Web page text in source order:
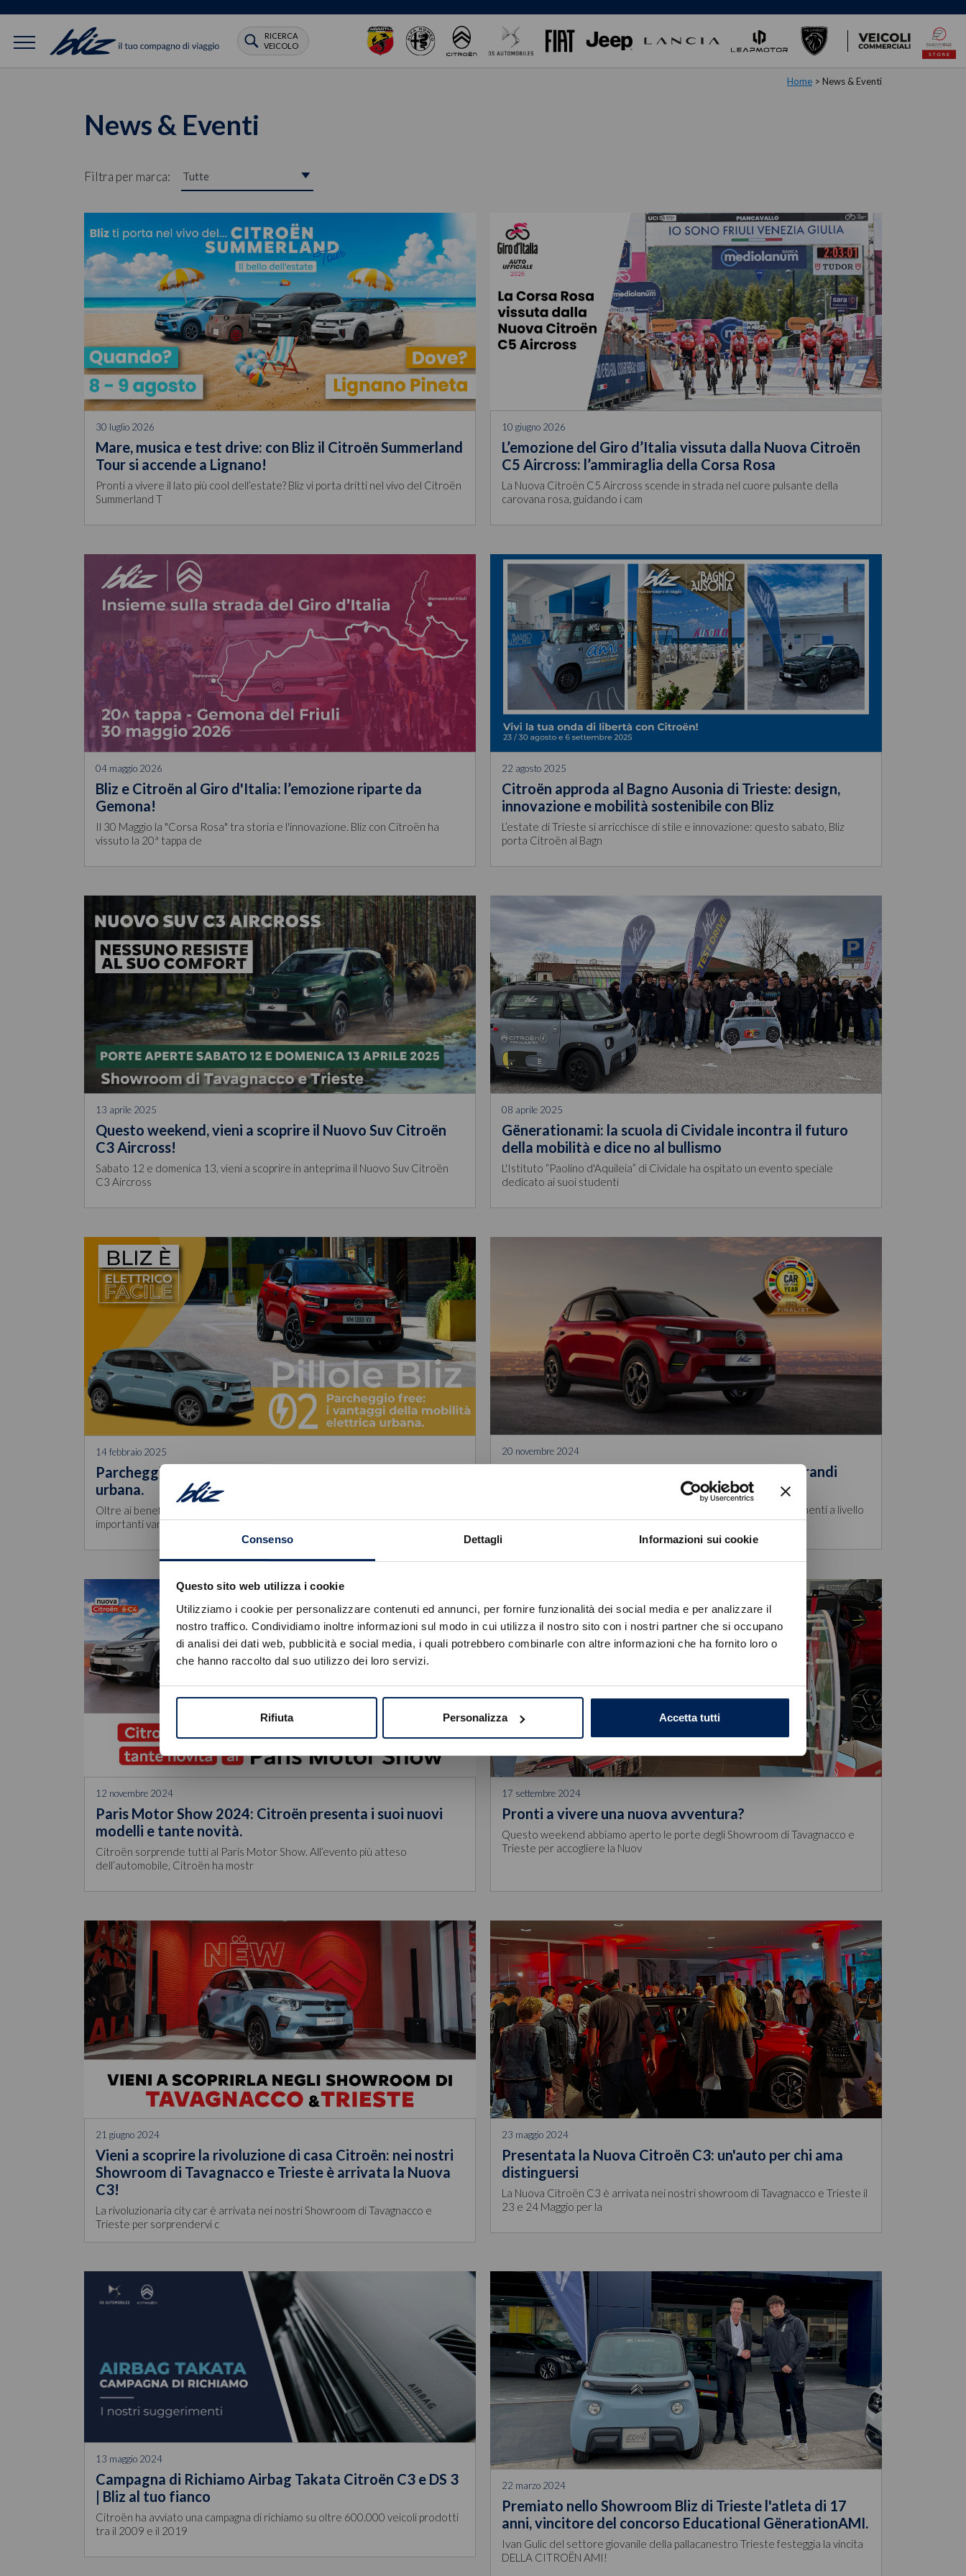
Consenso Dettagli Informazioni sui cookie
Questo sito web utilizza i cookie
Utilizziamo i cookie per personalizzare contenuti ed annunci, per fornire funzionalità dei social media e per analizzare il
nostro traffico. Condividiamo inoltre informazioni sul modo in cui utilizza il nostro sito con i nostri partner che si occupano
di analisi dei dati web, pubblicità e social media, i quali potrebbero combinarle con altre informazioni che ha fornito loro o
che hanno raccolto dal suo utilizzo dei loro servizi.
Rifiuta Personalizza Accetta tutti
RICERCA
VEICOLO
Home > News & Eventi
News & Eventi
Filtra per marca:
30 luglio 2026
Mare, musica e test drive: con Bliz il Citroën Summerland
Tour si accende a Lignano!
Pronti a vivere il lato più cool dell’estate? Bliz vi porta dritti nel vivo del Citroën
Summerland T
10 giugno 2026
L’emozione del Giro d’Italia vissuta dalla Nuova Citroën
C5 Aircross: l’ammiraglia della Corsa Rosa
La Nuova Citroën C5 Aircross scende in strada nel cuore pulsante della
carovana rosa, guidando i cam
04 maggio 2026
Bliz e Citroën al Giro d'Italia: l’emozione riparte da
Gemona!
Il 30 Maggio la "Corsa Rosa" tra storia e l'innovazione. Bliz con Citroën ha
vissuto la 20ª tappa de
22 agosto 2025
Citroën approda al Bagno Ausonia di Trieste: design,
innovazione e mobilità sostenibile con Bliz
L’estate di Trieste si arricchisce di stile e innovazione: questo sabato, Bliz
porta Citroën al Bagn
13 aprile 2025
Questo weekend, vieni a scoprire il Nuovo Suv Citroën
C3 Aircross!
Sabato 12 e domenica 13, vieni a scoprire in anteprima il Nuovo Suv Citroën
C3 Aircross
08 aprile 2025
Gënerationami: la scuola di Cividale incontra il futuro
della mobilità e dice no al bullismo
L'Istituto “Paolino d'Aquileia” di Cividale ha ospitato un evento speciale
dedicato ai suoi studenti
14 febbraio 2025
Parcheggio free: i vantaggi della mobilità elettrica
urbana.
Oltre ai benefici ambientali, chi possiede un’auto elettrica può usufruire di
importanti vantaggi ec
20 novembre 2024
La Nuova Citroën C3 trionfa: una city car dai grandi
La nuova Citroën C3 continua a raccogliere prestigiosi riconoscimenti a livello
internazionale, cons
12 novembre 2024
Paris Motor Show 2024: Citroën presenta i suoi nuovi
modelli e tante novità.
Citroën sorprende tutti al Paris Motor Show. All’evento più atteso
dell’automobile, Citroën ha mostr
17 settembre 2024
Pronti a vivere una nuova avventura?
Questo weekend abbiamo aperto le porte degli Showroom di Tavagnacco e
Trieste per accogliere la Nuov
21 giugno 2024
Vieni a scoprire la rivoluzione di casa Citroën: nei nostri
Showroom di Tavagnacco e Trieste è arrivata la Nuova
C3!
La rivoluzionaria city car è arrivata nei nostri Showroom di Tavagnacco e
Trieste per sorprendervi c
23 maggio 2024
Presentata la Nuova Citroën C3: un'auto per chi ama
distinguersi
La Nuova Citroën C3 è arrivata nei nostri showroom di Tavagnacco e Trieste il
23 e 24 Maggio per la
13 maggio 2024
Campagna di Richiamo Airbag Takata Citroën C3 e DS 3
| Bliz al tuo fianco
Citroën ha avviato una campagna di richiamo su oltre 600.000 veicoli prodotti
tra il 2009 e il 2019
22 marzo 2024
Premiato nello Showroom Bliz di Trieste l'atleta di 17
anni, vincitore del concorso Educational GënerationAMI.
Ivan Gulic del settore giovanile della pallacanestro Trieste festeggia la vincita
DELLA CITROËN AMI!
Errore
Caricamento veicoli non riuscito